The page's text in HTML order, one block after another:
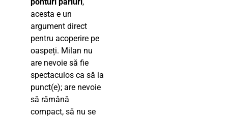
acesta e un
argument direct
pentru acoperire pe
oaspeți. Milan nu
are nevoie să fie
spectaculos ca să ia
punct(e); are nevoie
să rămână
compact, să nu se